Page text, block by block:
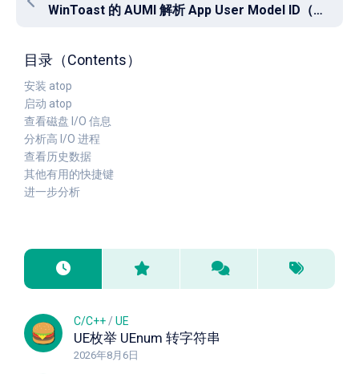
WinToast 的 AUMI 解析 App User Model ID（应用程序用户模型 ID）应用通知ID
目录（Contents）
安装 atop
启动 atop
查看磁盘 I/O 信息
分析高 I/O 进程
查看历史数据
其他有用的快捷键
进一步分析
C/C++/ UE
UE枚举 UEnum 转字符串
2026年8月6日